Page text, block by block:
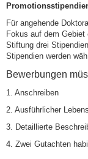
Für angehende
Fokus auf dem Gebiet
Stiftung drei
Stipendien werden
Bewerbungen
1. Anschreiben
2. Ausführlicher
3. Detaillierte
4. Zwei Gutachten